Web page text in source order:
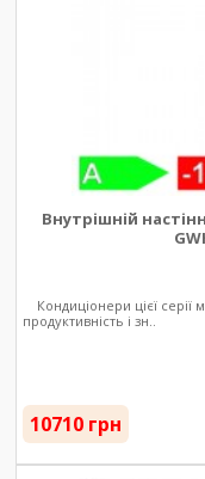
Внутрішній
Кондиціонери цієї серії
продуктивність і зн..
10710 грн